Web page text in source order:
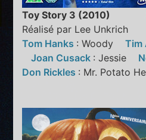
Toy Story 3 (2010)
Réalisé par Lee Unkrich
Tom Hanks : WoodyTim
Joan Cusack : Jessie
Don Rickles : Mr. Potato